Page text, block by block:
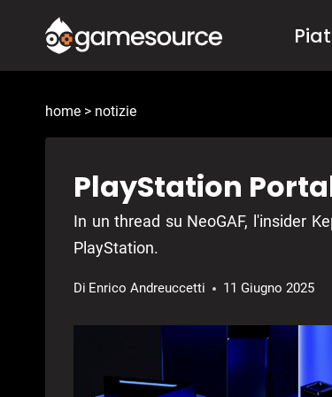
contenuto
home > notizie
PlayStation
In un thread su NeoGAF, l'insider
PlayStation.
Di Enrico Andreuccetti 11 Giugno 2025